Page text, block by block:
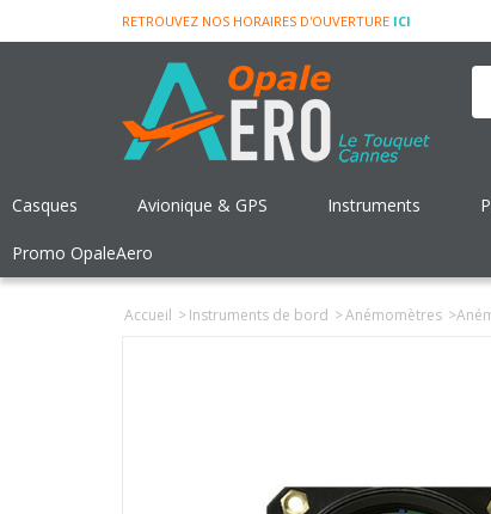
RETROUVEZ NOS HORAIRES D'OUVERTURE ICI
Casques Avionique & GPS Instruments
Promo OpaleAero
Accueil >Instruments de bord >Anémomètres >